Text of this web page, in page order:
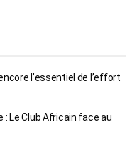
l’essentiel de l’effort
Le Club Africain face au